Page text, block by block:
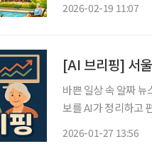
2026-02-19 11:07
[AI 브리핑] 서
바쁜 일상 속 알짜
보를 AI가 정리하고 편집국 기자
2026-01-27 13:56